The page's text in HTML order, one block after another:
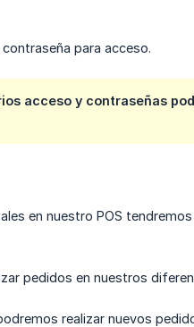
para acceso.
acceso y contraseñas
en nuestro POS
pedidos en nuestros
realizar nuevos